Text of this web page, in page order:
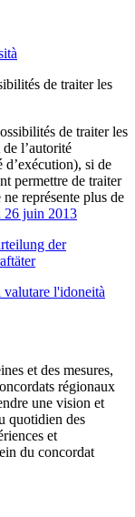
de traiter les
de traiter les
l’autorité
d’exécution), si de
permettre de traiter
représente plus de
26 juin 2013
der
l'idoneità
et des mesures,
régionaux
une vision et
quotidien des
et
du concordat